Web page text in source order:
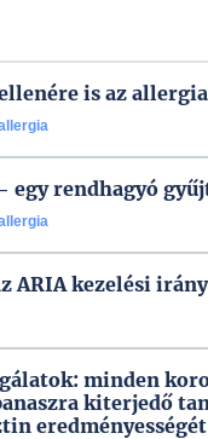
is az
egy rendhagyó
ARIA kezelési
minden
kiterjedő
eredményességét